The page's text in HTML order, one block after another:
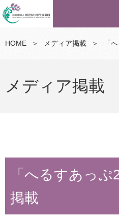
HOME ＞ メディア掲載 ＞ 「
メディア掲載
「へるすあっ
掲載